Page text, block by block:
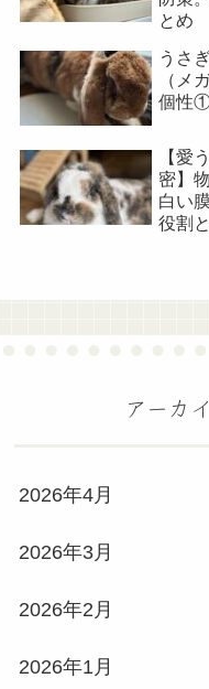
とめ
うさ
（メ
個性
【愛
密】
白い
役割
アーカ
2026年4月
2026年3月
2026年2月
2026年1月